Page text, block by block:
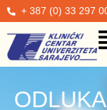
+ 387 (0) 33 297